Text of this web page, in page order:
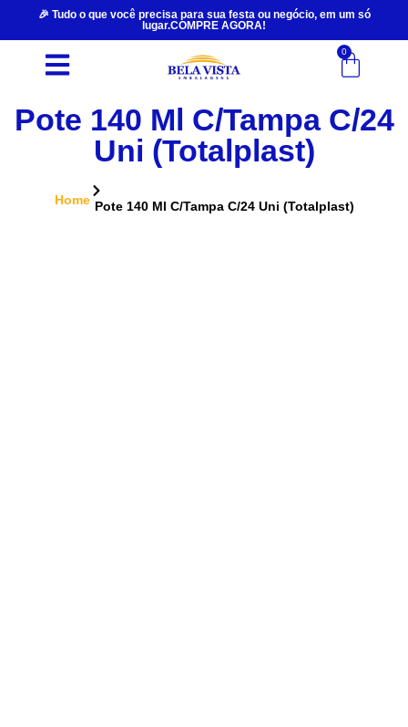
🎉 Tudo o que você precisa para sua festa ou negócio, em um só
lugar.COMPRE AGORA!
0
Pote 140 Ml C/Tampa C/24
Uni (Totalplast)
Home Pote 140 Ml C/Tampa C/24 Uni (Totalplast)